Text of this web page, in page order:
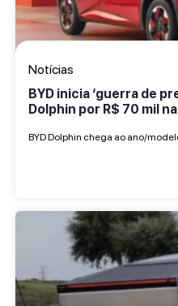
Notícias
BYD inicia ‘guerra de
Dolphin por R$ 70 mil
BYD Dolphin chega ao ano/